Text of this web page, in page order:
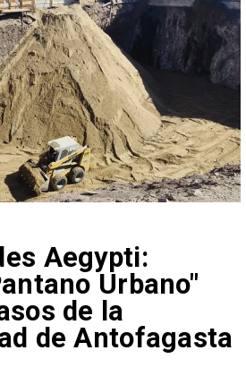
Aegypti:
Urbano"
de la
de Antofagasta